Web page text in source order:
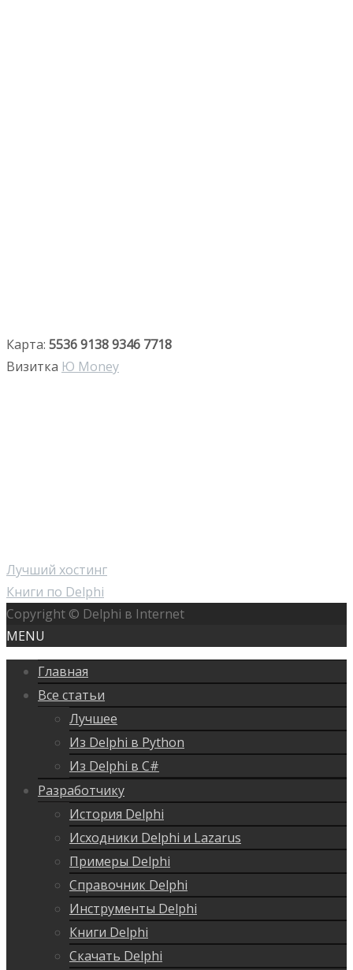
Карта: 5536 9138 9346 7718
Визитка Ю Money
Лучший хостинг
Книги по Delphi
Copyright © Delphi в Internet
MENU
Главная
Все статьи
Лучшее
Из Delphi в Python
Из Delphi в C#
Разработчику
История Delphi
Исходники Delphi и Lazarus
Примеры Delphi
Справочник Delphi
Инструменты Delphi
Книги Delphi
Скачать Delphi